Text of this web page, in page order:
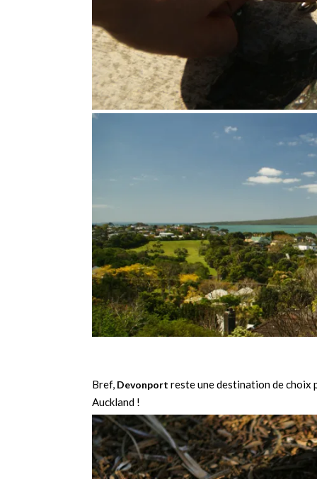
Bref, Devonport reste une destination de choix
Auckland !